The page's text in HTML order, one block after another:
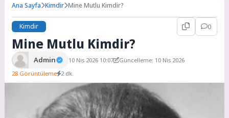
Ana Sayfa Kimdir Mine Mutlu Kimdir?
Kimdir 0
Mine Mutlu Kimdir?
Admin 10 Nis 2026 10:07
Güncelleme: 10 Nis 2026
28 Görüntüleme 2 dk.